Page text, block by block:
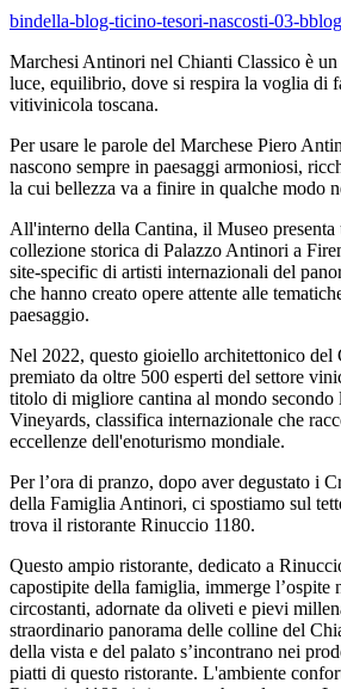
bindella-blog-ticino-tesori-nascosti-03-bblog
Marchesi Antinori nel Chianti Classico è
luce, equilibrio, dove si respira la voglia di
vitivinicola toscana.
Per usare le parole del Marchese Piero
nascono sempre in paesaggi armoniosi,
la cui bellezza va a finire in qualche modo
All'interno della Cantina, il Museo presenta
collezione storica di Palazzo Antinori a
site-specific di artisti internazionali del
che hanno creato opere attente alle
paesaggio.
Nel 2022, questo gioiello architettonico del
premiato da oltre 500 esperti del settore
titolo di migliore cantina al mondo secondo
Vineyards, classifica internazionale che
eccellenze dell'enoturismo mondiale.
Per l’ora di pranzo, dopo aver degustato i
della Famiglia Antinori, ci spostiamo sul
trova il ristorante Rinuccio 1180.
Questo ampio ristorante, dedicato a
capostipite della famiglia, immerge l’ospite
circostanti, adornate da oliveti e pievi
straordinario panorama delle colline del
della vista e del palato s’incontrano nei
piatti di questo ristorante. L'ambiente